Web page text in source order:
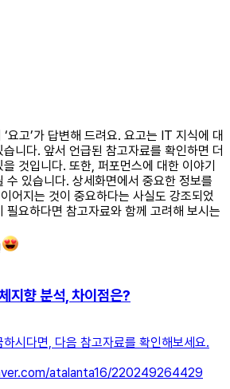
요고’가 답변해 드려요. 요고는 IT 지식에 대
니다. 앞서 언급된 참고자료를 확인하면 더
것입니다. 또한, 퍼포먼스에 대한 이야기
수 있습니다. 상세화면에서 중요한 정보를
어지는 것이 중요하다는 사실도 강조되었
필요하다면 참고자료와 함께 고려해 보시는
지향 분석, 차이점은?
시다면, 다음 참고자료를 확인해보세요.
atalanta16/220249264429